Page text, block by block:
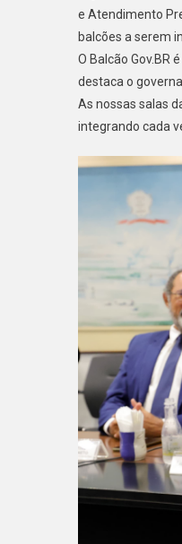
e Atendimento
balcões a serem
O Balcão Gov.BR
destaca o
As nossas salas
integrando cada